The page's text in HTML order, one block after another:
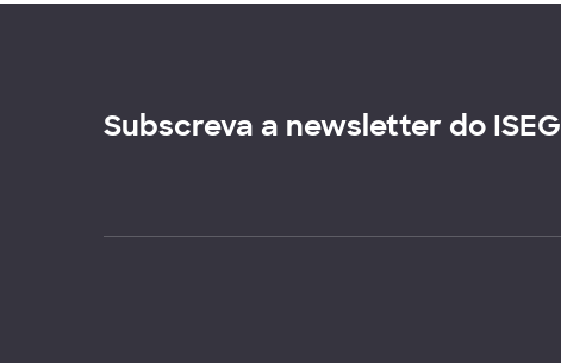
Subscreva a newsletter do ISEG